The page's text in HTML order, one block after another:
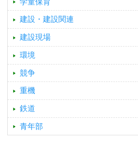
建設・建設関連
建設現場
環境
競争
重機
鉄道
青年部